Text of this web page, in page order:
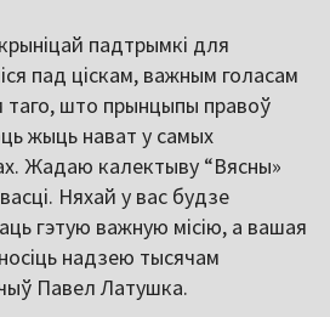
падтрымкі для
пад ціскам, важным голасам
таго, што прынцыпы правоў
жыць нават у самых
Жадаю калектыву “Вясны»
Няхай у вас будзе
гэтую важную місію, а вашая
надзею тысячам
Павел Латушка.